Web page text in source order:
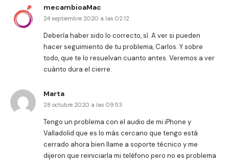
mecambioaMac
24 septiembre 2020 a las 02:12
Debería haber sido lo correcto, sí. A ver si pueden
hacer seguimiento de tu problema, Carlos. Y sobre
todo, que te lo resuelvan cuanto antes. Veremos a ver
cuánto dura el cierre.
Marta
28 octubre 2020 a las 09:53
Tengo un problema con el audio de mi iPhone y
Valladolid que es lo más cercano que tengo está
cerrado ahora bien llame a soporte técnico y me
dijeron que reiniciarla mi teléfono pero no es problema